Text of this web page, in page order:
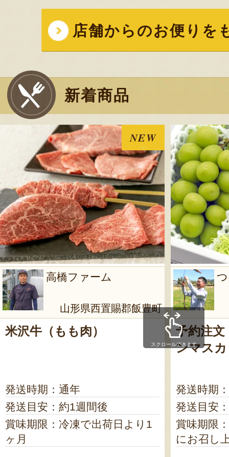
いな部分だけが強くて、
違いました。
2026年7
山形県産 尾花沢スイ
スウィート」 – 東海
尾花沢スイカ毎年お取り
みずみずしくてサクサク
い。 夏イコール尾花沢ス
たら、みんなよろこんでく
2026年7
山形県産 尾花沢スイ
スウィート」 – 東海
とても甘く納得の一品で
味あれ。
2026年7月
山形県産 尾花沢スイ
スウィート」 – 東海
初めて購入しました。 東
いただきました。 長年の
イカをお腹いっぱい食べ
嬉しいです。
店舗からのお便りを
新着商品
NEW
高橋ファーム
山形県西置賜郡飯豊町
米沢牛（もも肉）
発送時期：通年
発送目安：約1週間後
賞味期限：冷凍で出荷日より1
ヶ月
予約注文
ンマス
発送時期
発送目安
賞味期限
にお召し
スクロールできます